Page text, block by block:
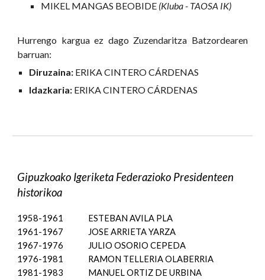
MIKEL MANGAS BEOBIDE (Kluba - TAOSA IK)
Hurrengo kargua ez dago Zuzendaritza Batzordearen
barruan:
Diruzaina: ERIKA CINTERO CÁRDENAS
Idazkaria: ERIKA CINTERO CÁRDENAS
Gipuzkoako Igeriketa Federazioko Presidenteen
historikoa
1958-1961
ESTEBAN AVILA PLA
1961-1967
JOSE ARRIETA YARZA
1967-1976
JULIO OSORIO CEPEDA
1976-1981
RAMON TELLERIA OLABERRIA
1981-1983
MANUEL ORTIZ DE URBINA